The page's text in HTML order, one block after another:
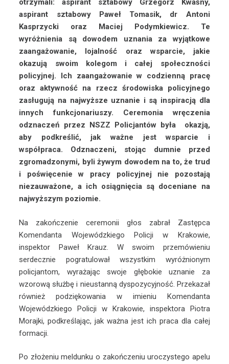
otrzymali: aspirant sztabowy Grzegorz Kwaśny,
aspirant sztabowy Paweł Tomasik, dr Antoni
Kasprzycki oraz Maciej Podymkiewicz. Te
wyróżnienia są dowodem uznania za wyjątkowe
zaangażowanie, lojalność oraz wsparcie, jakie
okazują swoim kolegom i całej społeczności
policyjnej. Ich zaangażowanie w codzienną pracę
oraz aktywność na rzecz środowiska policyjnego
zasługują na najwyższe uznanie i są inspiracją dla
innych funkcjonariuszy. Ceremonia wręczenia
odznaczeń przez NSZZ Policjantów była okazją,
aby podkreślić, jak ważne jest wsparcie i
współpraca. Odznaczeni, stojąc dumnie przed
zgromadzonymi, byli żywym dowodem na to, że trud
i poświęcenie w pracy policyjnej nie pozostają
niezauważone, a ich osiągnięcia są doceniane na
najwyższym poziomie.
Na zakończenie ceremonii głos zabrał Zastępca
Komendanta Wojewódzkiego Policji w Krakowie,
inspektor Paweł Krauz. W swoim przemówieniu
serdecznie pogratulował wszystkim wyróżnionym
policjantom, wyrażając swoje głębokie uznanie za
wzorową służbę i nieustanną dyspozycyjność. Przekazał
również podziękowania w imieniu Komendanta
Wojewódzkiego Policji w Krakowie, inspektora Piotra
Morajki, podkreślając, jak ważna jest ich praca dla całej
formacji.
Po złożeniu meldunku o zakończeniu uroczystego apelu